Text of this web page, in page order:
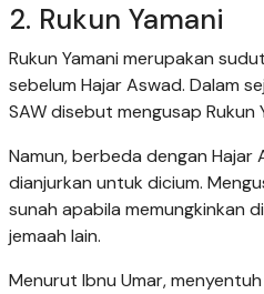
2. Rukun Yamani
Rukun Yamani merupakan
sebelum Hajar Aswad. Dalam
SAW disebut mengusap Rukun
Namun, berbeda dengan Hajar
dianjurkan untuk dicium.
sunah apabila memungkinkan
jemaah lain.
Menurut Ibnu Umar,